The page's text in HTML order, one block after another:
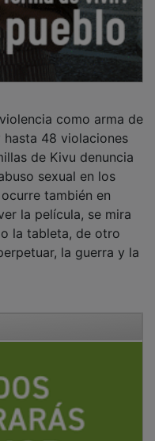
48 violaciones
de Kivu denuncia
sexual en los
también en
la película, se mira
la tableta, de otro
la guerra y la